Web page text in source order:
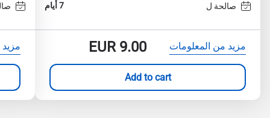
صالحة ل 7 أيام
مزيد من المعلومات EUR9.00
Add to cart